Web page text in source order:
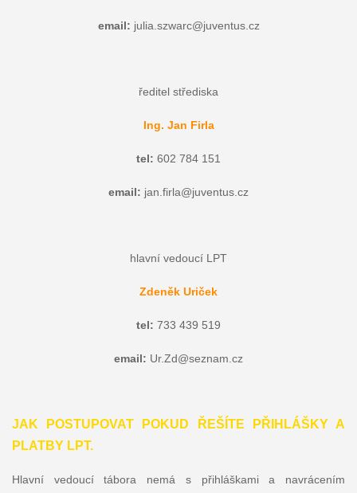
email: julia.szwarc@juventus.cz
ředitel střediska
Ing. Jan Firla
tel: 602 784 151
email: jan.firla@juventus.cz
hlavní vedoucí LPT
Zdeněk Uriček
tel: 733 439 519
email: Ur.Zd@seznam.cz
JAK POSTUPOVAT POKUD ŘEŠÍTE PŘIHLÁŠKY A
PLATBY LPT.
Hlavní vedoucí tábora nemá s přihláškami a navrácením